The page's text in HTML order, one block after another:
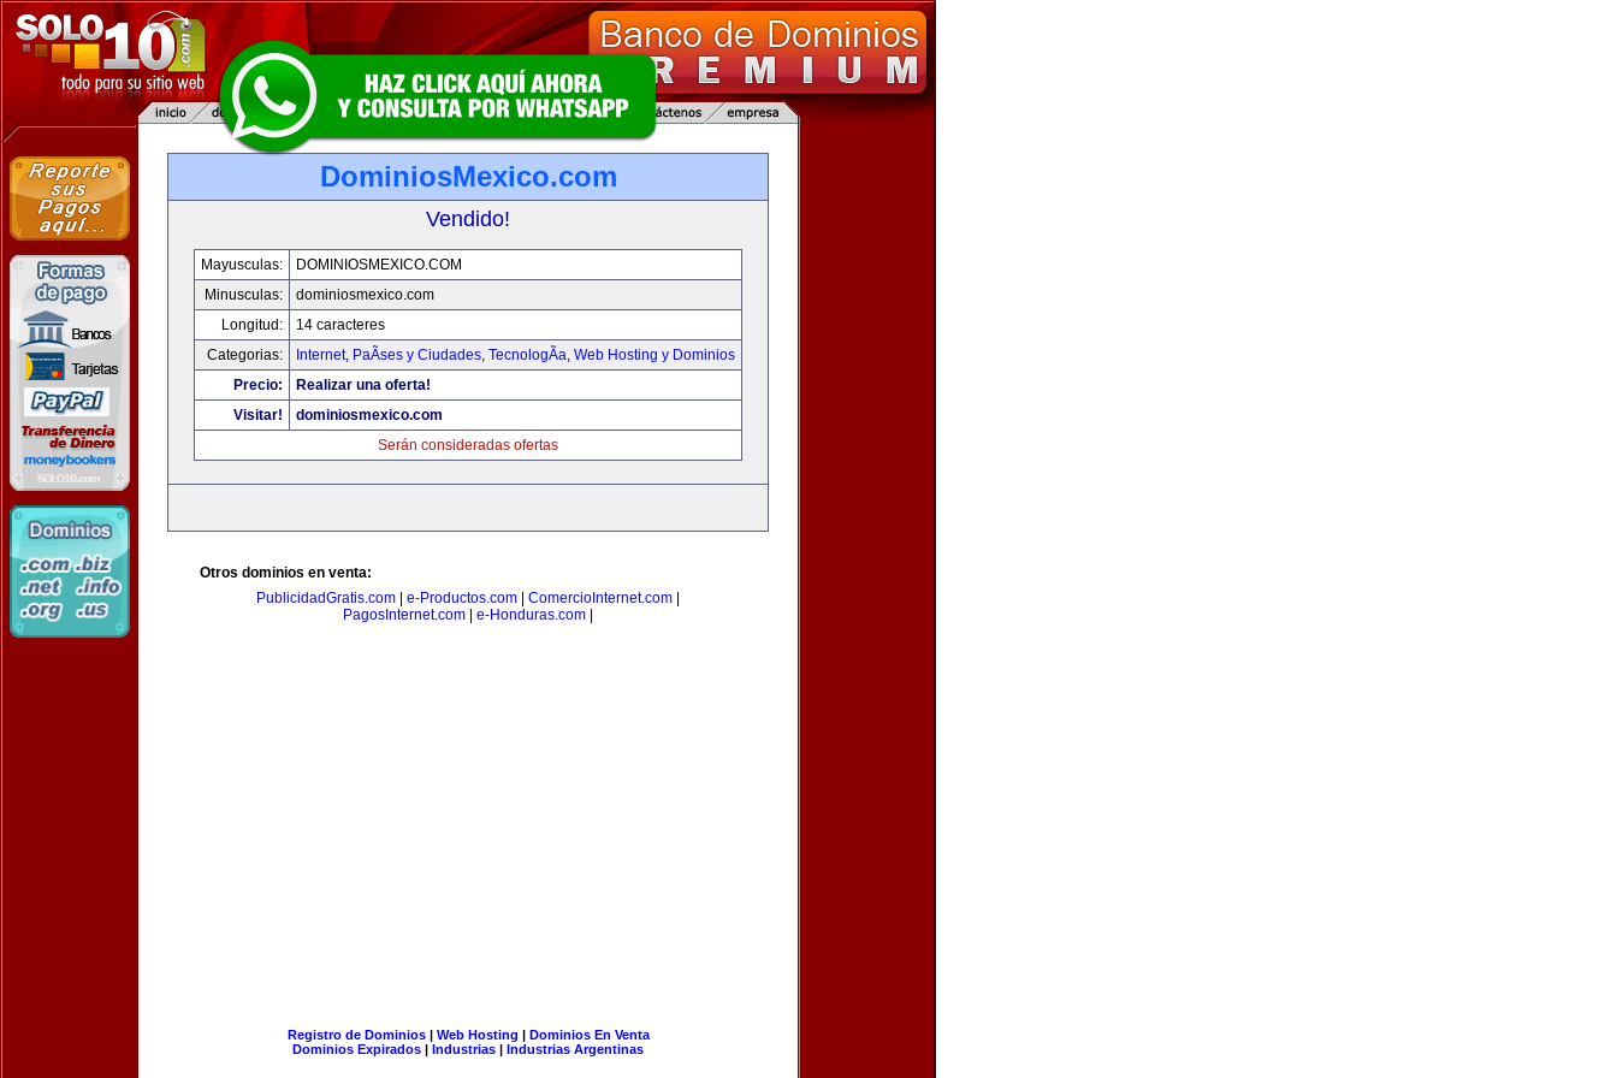
DominiosMexico.com
Vendido!
Mayusculas:
DOMINIOSMEXICO.COM
Minusculas:
dominiosmexico.com
Longitud:
14 caracteres
Categorias:
Internet, PaÃ­ses y Ciudades, TecnologÃ­a, Web Hosting y Dominios
Precio:
Realizar una oferta!
Visitar!
dominiosmexico.com
Serán consideradas ofertas
Otros dominios en venta:
PublicidadGratis.com
e-Productos.com ComercioInternet.com
PagosInternet.com
e-Honduras.com
Registro de Dominios| Web Hosting | Dominios En Venta
Dominios Expirados | Industrias | Industrias Argentinas